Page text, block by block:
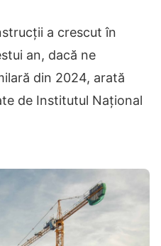
a crescut în
an, dacă ne
din 2024, arată
de Institutul Național